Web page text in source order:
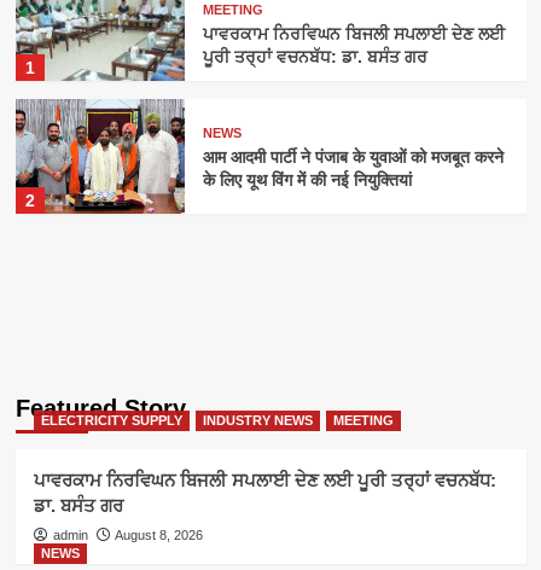
1
MEETING
ਪਾਵਰਕਾਮ ਨਿਰਵਿਘਨ ਬਿਜਲੀ ਸਪਲਾਈ ਦੇਣ ਲਈ
ਪੂਰੀ ਤਰ੍ਹਾਂ ਵਚਨਬੱਧ: ਡਾ. ਬਸੰਤ ਗਰ
2
NEWS
आम आदमी पार्टी ने पंजाब के युवाओं को मजबूत करने
के लिए यूथ विंग में की नई नियुक्तियां
Featured Story
ELECTRICITY SUPPLY INDUSTRY NEWS MEETING
ਪਾਵਰਕਾਮ ਨਿਰਵਿਘਨ ਬਿਜਲੀ ਸਪਲਾਈ ਦੇਣ ਲਈ ਪੂਰੀ ਤਰ੍ਹਾਂ ਵਚਨਬੱਧ:
ਡਾ. ਬਸੰਤ ਗਰ
admin
August 8, 2026
NEWS